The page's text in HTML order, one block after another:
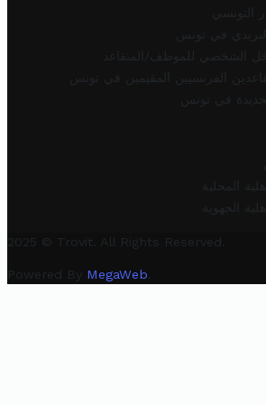
التونسي
في تونس
الشخصي للموظف/المتقاعد
الفرنسيين المقيمين في تونس
في تونس
المحلية
الجهوية
2025 © Trovit. All Rights Reserved.
Powered By MegaWeb